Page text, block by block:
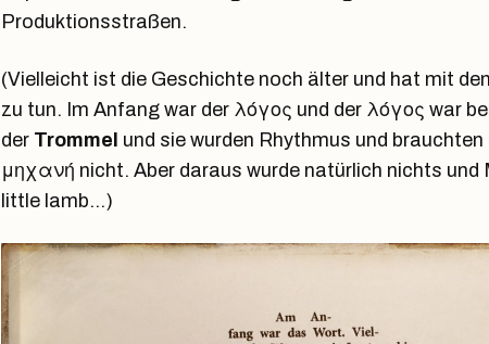
Produktionsstraßen.
(Vielleicht ist die Geschichte noch älter und hat mit
zu tun. Im Anfang war der λόγος und der λόγος war
der Trommel und sie wurden Rhythmus und
μηχανή nicht. Aber daraus wurde natürlich nichts und
little lamb…)